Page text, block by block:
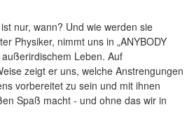
nur, wann? Und wie werden sie
Physiker, nimmt uns in „ANYBODY
Leben. Auf
zeigt er uns, welche Anstrengungen
vorbereitet zu sein und mit ihnen
Spaß macht - und ohne das wir in